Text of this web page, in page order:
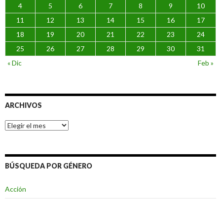
4
5 6 7 8 9
10
11
12 13 14 15 16
17
18
19 20 21 22 23
24
25
26 27 28 29 30
31
« Dic
Feb »
ARCHIVOS
Archivos
BÚSQUEDA POR GÉNERO
Acción